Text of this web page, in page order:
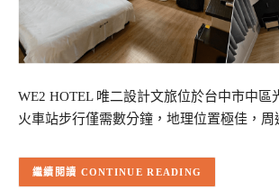
WE2 HOTEL 唯二設計文旅位於台中市中區
火車站步行僅需數分鐘，地理位置極佳，
CONTINUE READING